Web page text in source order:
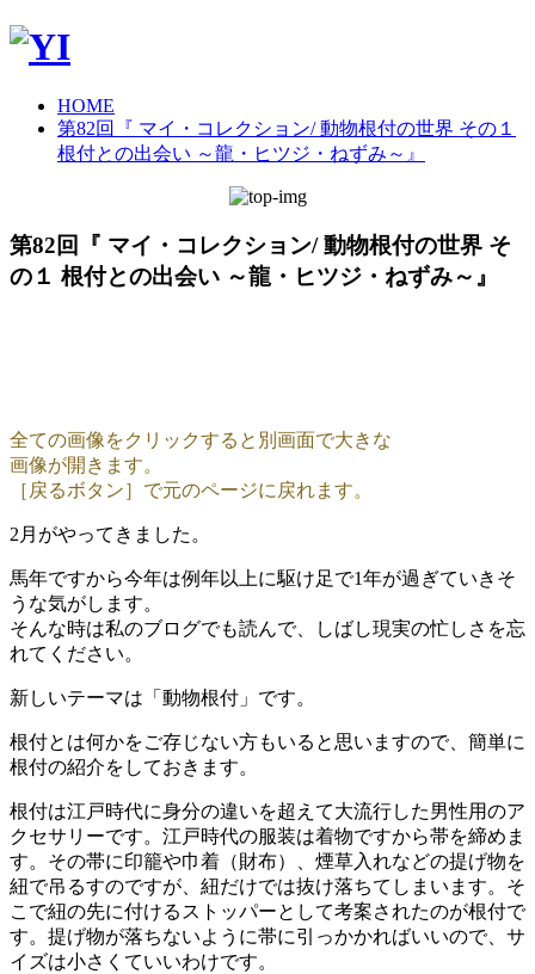
HOME
第82回『 マイ・コレクション/ 動物根付の世界 その１
根付との出会い ～龍・ヒツジ・ねずみ～』
第82回『 マイ・コレクション/ 動物根付の世界 そ
の１ 根付との出会い ～龍・ヒツジ・ねずみ～』
全ての画像をクリックすると別画面で大きな
画像が開きます。
［戻るボタン］で元のページに戻れます。
2月がやってきました。
馬年ですから今年は例年以上に駆け足で1年が過ぎていきそ
うな気がします。
そんな時は私のブログでも読んで、しばし現実の忙しさを忘
れてください。
新しいテーマは「動物根付」です。
根付とは何かをご存じない方もいると思いますので、簡単に
根付の紹介をしておきます。
根付は江戸時代に身分の違いを超えて大流行した男性用のア
クセサリーです。江戸時代の服装は着物ですから帯を締めま
す。その帯に印籠や巾着（財布）、煙草入れなどの提げ物を
紐で吊るすのですが、紐だけでは抜け落ちてしまいます。そ
こで紐の先に付けるストッパーとして考案されたのが根付で
す。提げ物が落ちないように帯に引っかかればいいので、サ
イズは小さくていいわけです。